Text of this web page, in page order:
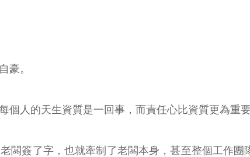
豪。
人的天生資質是一回事，而責任心比資質更為重
闆簽了字，也就牽制了老闆本身，甚至整個工作